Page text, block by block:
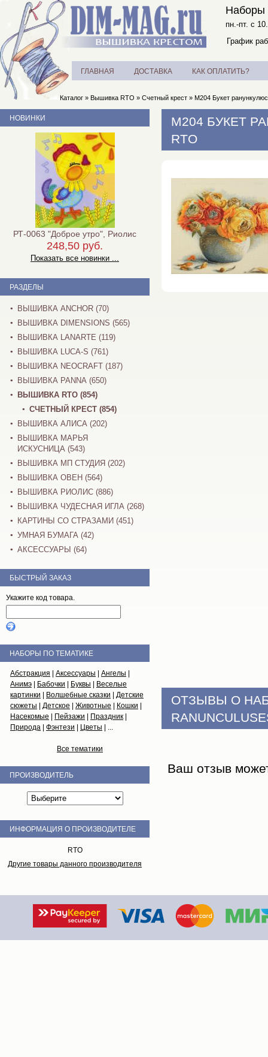
Наборы
пн.-пт. с
График
ГЛАВНАЯ ДОСТАВКА КАК ОПЛАТИТЬ?
Каталог » Вышивка RTO » Счетный крест » M204 Букет
M204 БУКЕТ
RTO
ОТЗЫВЫ О
Ваш отзыв
НОВИНКИ
РТ-0063 "Доброе утро", Риолис
248,50 руб.
Показать все новинки ...
РАЗДЕЛЫ
ВЫШИВКА ANCHOR (70)
ВЫШИВКА DIMENSIONS (565)
ВЫШИВКА LANARTE (119)
ВЫШИВКА LUCA-S (761)
ВЫШИВКА NEOCRAFT (187)
ВЫШИВКА PANNA (650)
ВЫШИВКА RTO (854)
СЧЕТНЫЙ КРЕСТ (854)
ВЫШИВКА АЛИСА (202)
ВЫШИВКА МАРЬЯ
ИСКУСНИЦА (543)
ВЫШИВКА МП СТУДИЯ (202)
ВЫШИВКА ОВЕН (564)
ВЫШИВКА РИОЛИС (886)
ВЫШИВКА ЧУДЕСНАЯ ИГЛА (268)
КАРТИНЫ СО СТРАЗАМИ (451)
УМНАЯ БУМАГА (42)
АКСЕССУАРЫ (64)
БЫСТРЫЙ ЗАКАЗ
Укажите код товара.
НАБОРЫ ПО ТЕМАТИКЕ
Абстракция Аксессуары Ангелы
Анимэ
Бабочки Буквы
Веселые
картинки
Волшебные сказки
Детские
сюжеты
Детское Животные Кошки
Насекомые
Пейзажи Праздник
Природа
Фэнтези Цветы | ...
Все тематики
ПРОИЗВОДИТЕЛЬ
ИНФОРМАЦИЯ О ПРОИЗВОДИТЕЛЕ
RTO
Другие товары данного производителя